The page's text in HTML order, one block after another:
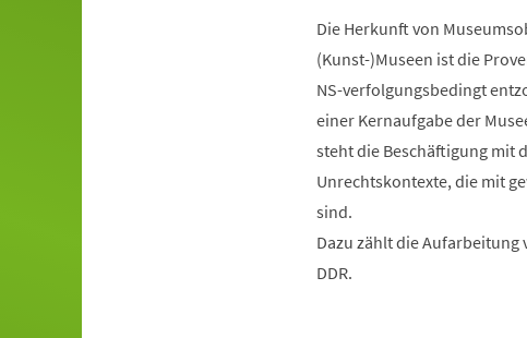
Die Herkunft von
(Kunst-)Museen ist die
NS-verfolgungsbedingt
einer Kernaufgabe der
steht die Beschäftigung mit
Unrechtskontexte, die mit
sind.
Dazu zählt die Aufarbeitung
DDR.